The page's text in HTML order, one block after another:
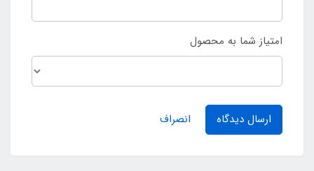
امتیاز شما به محصول
ارسال دیدگاه انصراف